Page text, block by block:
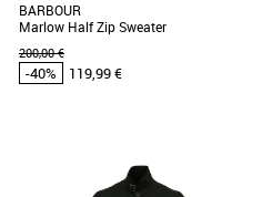
BARBOUR
Marlow Half Zip Sweater
200,00 €
-40% 119,99 €